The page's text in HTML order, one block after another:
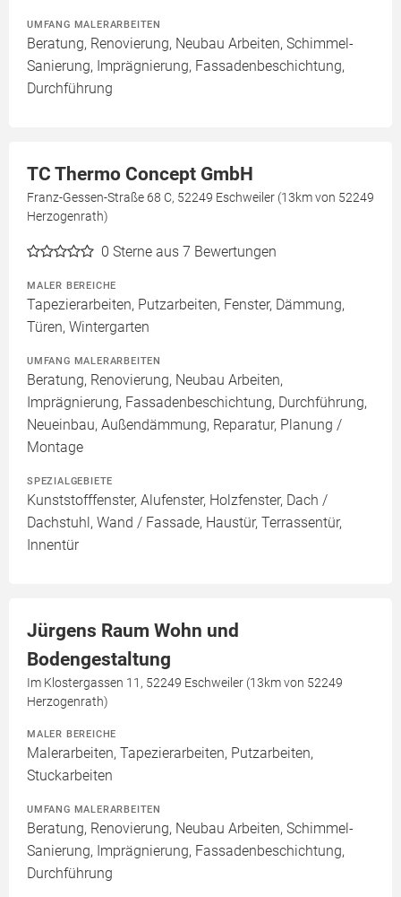
UMFANG MALERARBEITEN
Beratung, Renovierung, Neubau Arbeiten, Schimmel-
Sanierung, Imprägnierung, Fassadenbeschichtung,
Durchführung
TC Thermo Concept GmbH
Franz-Gessen-Straße 68 C, 52249 Eschweiler (13km von 52249
Herzogenrath)
0 Sterne aus 7 Bewertungen
MALER BEREICHE
Tapezierarbeiten, Putzarbeiten, Fenster, Dämmung,
Türen, Wintergarten
UMFANG MALERARBEITEN
Beratung, Renovierung, Neubau Arbeiten,
Imprägnierung, Fassadenbeschichtung, Durchführung,
Neueinbau, Außendämmung, Reparatur, Planung /
Montage
SPEZIALGEBIETE
Kunststofffenster, Alufenster, Holzfenster, Dach /
Dachstuhl, Wand / Fassade, Haustür, Terrassentür,
Innentür
Jürgens Raum Wohn und
Bodengestaltung
Im Klostergassen 11, 52249 Eschweiler (13km von 52249
Herzogenrath)
MALER BEREICHE
Malerarbeiten, Tapezierarbeiten, Putzarbeiten,
Stuckarbeiten
UMFANG MALERARBEITEN
Beratung, Renovierung, Neubau Arbeiten, Schimmel-
Sanierung, Imprägnierung, Fassadenbeschichtung,
Durchführung